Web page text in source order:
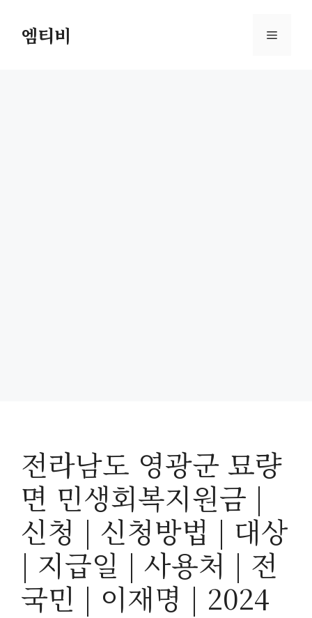
엠티비 메
전라남도 영광군 묘량
면 민생회복지원금 |
신청 | 신청방법 | 대상
| 지급일 | 사용처 | 전
국민 | 이재명 | 2024